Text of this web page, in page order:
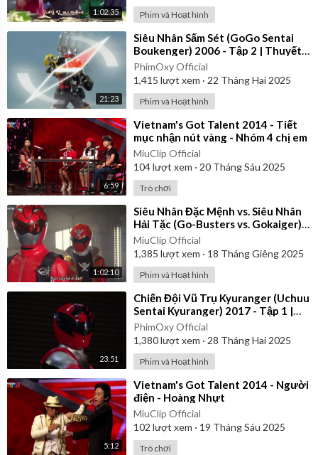
1:02:35 Phim và Hoạt hình
21:23
⁣Siêu Nhân Sấm Sét (GoGo Sentai
Boukenger) 2006 - Tập 2 | Thuyết
Minh
PhimOxy Official
1,415 lượt xem · 22 Tháng Hai 2025
Phim và Hoạt hình
6:59
⁣Vietnam's Got Talent 2014 - Tiết
mục nhận nút vàng - Nhóm 4 chị em
MiuClip Official
104lượt xem · 20 Tháng Sáu 2025
Trò chơi
1:02:10
⁣Siêu Nhân Đặc Mệnh vs. Siêu Nhân
Hải Tặc (Go-Busters vs. Gokaiger) |
Vietsub
MiuClip Official
1,385 lượt xem · 18 Tháng Giêng 2025
Phim và Hoạt hình
23:51
⁣Chiến Đội Vũ Trụ Kyuranger (Uchuu
Sentai Kyuranger) 2017 - Tập 1 |
Thuyết Minh
PhimOxy Official
1,380lượt xem · 28 Tháng Hai 2025
Phim và Hoạt hình
5:12
⁣Vietnam's Got Talent 2014 - Người
điện - Hoàng Nhựt
MiuClip Official
102 lượt xem · 19 Tháng Sáu 2025
Trò chơi